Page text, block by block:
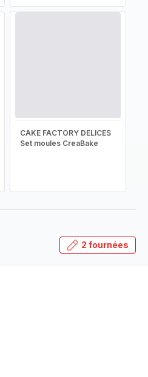
CAKE FACTORY DELICES
Set moules CreaBake
2 fournées